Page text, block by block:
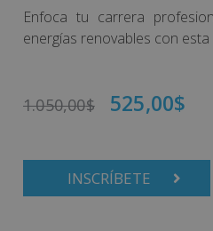
Enfoca tu carrera
energías renovables con esta
1.050,00$ 525,00$
INSCRÍBETE